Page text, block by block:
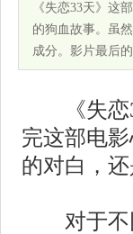
《失恋33天》这
的狗血故事。虽
成分。影片最后
《失恋33
完这部电
的对白，
对于不同